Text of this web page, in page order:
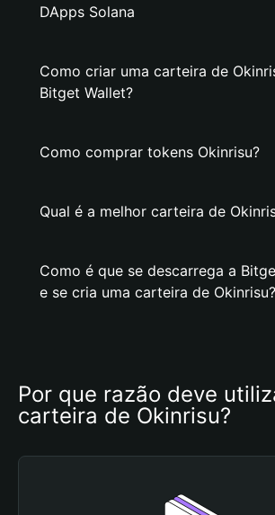
DApps Solana
Como criar uma carteira de
Bitget Wallet?
Como comprar tokens Okinrisu?
Qual é a melhor carteira de
Como é que se descarrega a
e se cria uma carteira de Okinrisu?
Por que razão deve
carteira de Okinrisu?